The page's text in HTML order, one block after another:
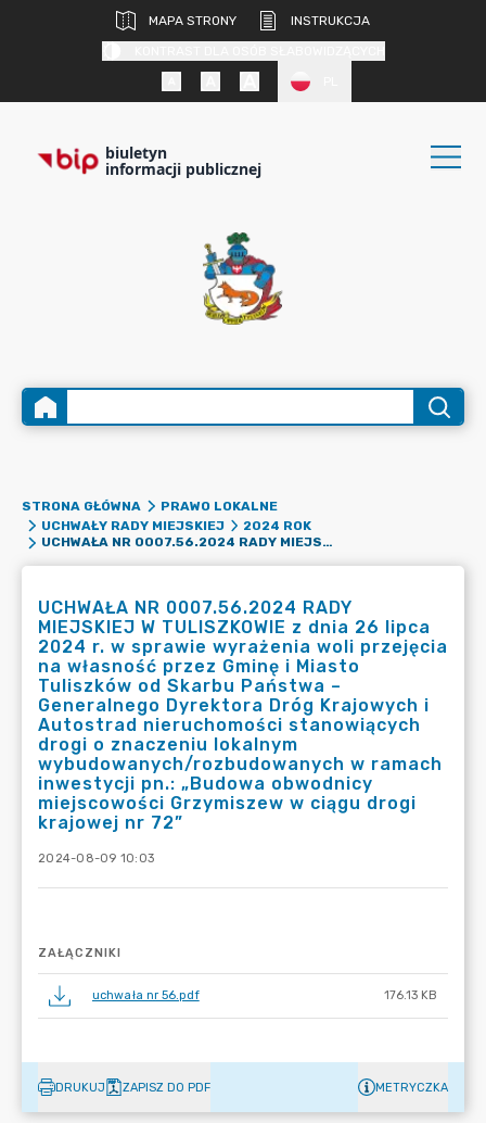
MAPA STRONY
INSTRUKCJA
biuletyn
informacji publicznej
STRONA GŁÓWNA
PRAWO LOKALNE
UCHWAŁY RADY MIEJSKIEJ
2024 ROK
UCHWAŁA NR 0007.56.2024 RADY MIEJSKIEJ W TULISZKOWIE Z DNIA 26 LIPCA 2024 R. W SPRAWIE WYRAŻENIA WOLI PRZEJĘCIA NA WŁASNOŚĆ PRZEZ GMINĘ I MIASTO TULISZKÓW OD SKARBU PAŃSTWA – GENERALNEGO DYREKTORA DRÓG KRAJOWYCH I AUTOSTRAD NIERUCHOMOŚCI STANOWIĄCYCH DROGI O ZNACZENIU LOKALNYM WYBUDOWANYCH/ROZBUDOWANYCH W RAMACH INWESTYCJI PN.: „BUDOWA OBWODNICY MIEJSCOWOŚCI GRZYMISZEW W CIĄGU DROGI KRAJOWEJ NR 72”
UCHWAŁA NR 0007.56.2024 RADY
MIEJSKIEJ W TULISZKOWIE z dnia 26 lipca
2024 r. w sprawie wyrażenia woli przejęcia
na własność przez Gminę i Miasto
Tuliszków od Skarbu Państwa –
Generalnego Dyrektora Dróg Krajowych i
Autostrad nieruchomości stanowiących
drogi o znaczeniu lokalnym
wybudowanych/rozbudowanych w ramach
inwestycji pn.: „Budowa obwodnicy
miejscowości Grzymiszew w ciągu drogi
krajowej nr 72”
2024-08-09 10:03
ZAŁĄCZNIKI
uchwała nr 56.pdf 176.13 KB
DRUKUJ ZAPISZ DO PDF METRYCZKA